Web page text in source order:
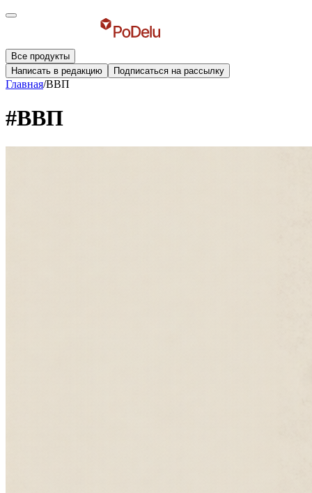
Все продукты
Написать в редакцию
Подписаться на рассылку
Главная/ВВП
#ВВП